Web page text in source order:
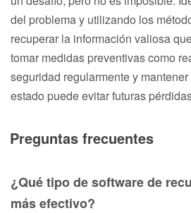
del problema y utilizando los
recuperar la información valiosa
tomar medidas preventivas como
seguridad regularmente y
estado puede evitar futuras
Preguntas frecuentes
¿Qué tipo de software de
más efectivo?